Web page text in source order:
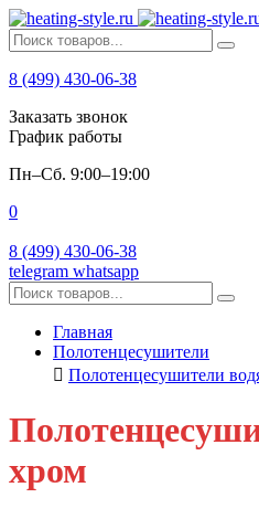
8 (499) 430-06-38
Заказать звонок
График работы
Пн–Сб. 9:00–19:00
0
8 (499) 430-06-38
telegram whatsapp
Главная
Полотенцесушители
Полотенцесушители
хром